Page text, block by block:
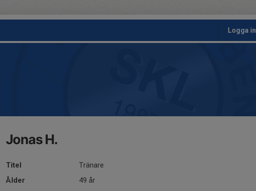
Logga in
Jonas H.
Titel
Tränare
Ålder
49 år